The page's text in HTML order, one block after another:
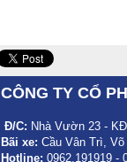
CÔNG TY CỔ
Đ/C: Nhà Vườn 23 -
Bãi xe: Cầu Vân Trì,
Hotline: 0962.191919 -